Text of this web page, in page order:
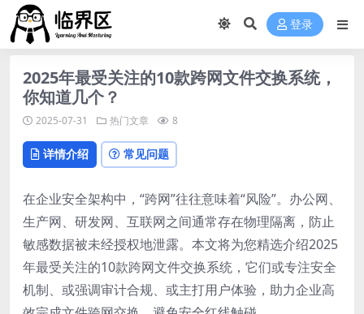
登录
2025年最受关注的10款跨网文件交换系统，
你知道几个？
2025-07-31 热门文章 8
详情介绍 常见问题
在企业安全架构中，“跨网”往往意味着“风险”。办公网、
生产网、研发网、互联网之间通常存在物理隔离，防止
敏感数据被未经授权地泄露。本文将为您精选介绍2025
年最受关注的10款跨网文件交换系统，它们或专注安全
机制、或强调审计合规、或主打用户体验，助力企业高